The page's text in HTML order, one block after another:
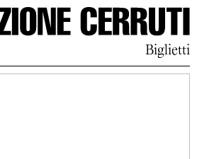
Biglietti